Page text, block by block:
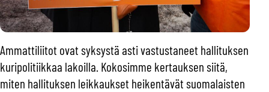
Ammattiliitot ovat syksystä asti vastustaneet hallituksen
kuripolitiikkaa lakoilla. Kokosimme kertauksen siitä,
miten hallituksen leikkaukset heikentävät suomalaisten